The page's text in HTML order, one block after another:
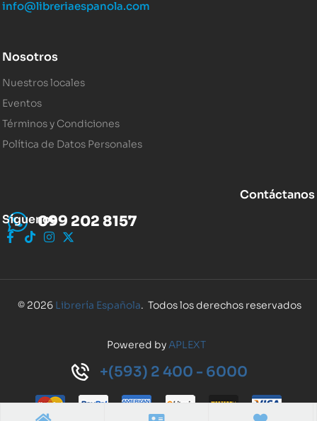
info@libreriaespanola.com
Nosotros
Nuestros locales
Eventos
Términos y Condiciones
Política de Datos Personales
Contáctanos
099 202 8157
Síguenos
© 2026 Librería Española. Todos los derechos reservados
Powered byAPLEXT
+(593) 2 400 - 6000